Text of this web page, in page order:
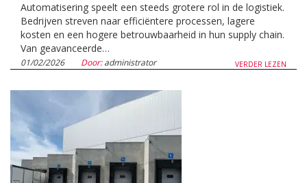
Automatisering speelt een steeds grotere rol in de logistiek.
Bedrijven streven naar efficiëntere processen, lagere
kosten en een hogere betrouwbaarheid in hun supply chain.
Van geavanceerde…
VERDER LEZEN
01/02/2026 Door:administrator